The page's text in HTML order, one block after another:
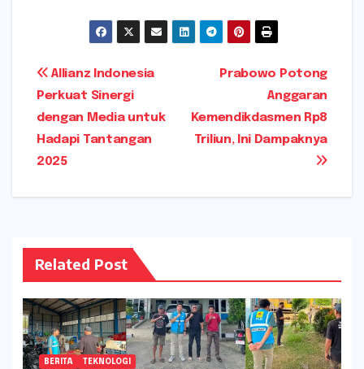
Navigasi
pos
Prabowo Potong
Anggaran
Kemendikdasmen Rp8
Triliun, Ini Dampaknya
Allianz Indonesia
Perkuat Sinergi
dengan Media untuk
Hadapi Tantangan
2025
Related Post
BERITA TEKNOLOGI